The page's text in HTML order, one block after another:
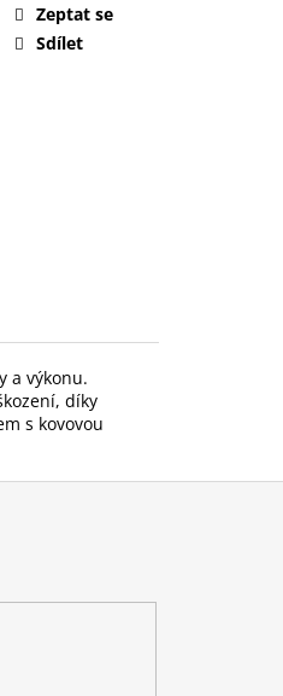
Zeptat se
Sdílet
a výkonu.
díky
s kovovou